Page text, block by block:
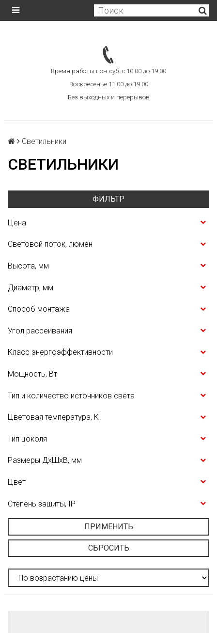
Время работы пон-суб: с 10.00 до 19.00
Воскресенье 11.00 до 19.00
Без выходных и перерывов
Светильники
СВЕТИЛЬНИКИ
ФИЛЬТР
Цена
Световой поток, люмен
Высота, мм
Диаметр, мм
Способ монтажа
Угол рассеивания
Класс энергоэффективности
Мощность, Вт
Тип и количество источников света
Цветовая температура, К
Тип цоколя
Размеры ДхШхВ, мм
Цвет
Степень защиты, IP
ПРИМЕНИТЬ
СБРОСИТЬ